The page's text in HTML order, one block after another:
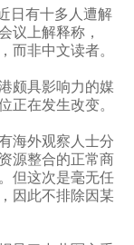
日有十多人遭解
议上解释称，
而非中文读者。
颇具影响力的媒
正在发生改变。
海外观察人士分
源整合的正常商
但这次是毫无任
因此不排除因某